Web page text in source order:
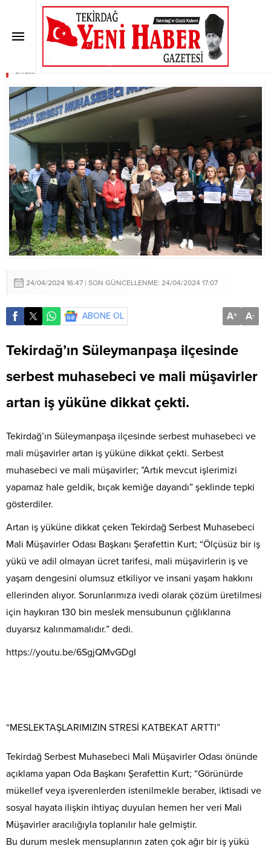
Serbest muhasebeci ve mali
müşavirler sorunlarını anlattı
Serbest muhasebeci ve mali müşavirler sorunlarını
anlattı
24/04/2024 16:47 | SON GÜNCELLENME: 24/04/2024 17:07
ABONE OL A+ A-
Tekirdağ’ın Süleymanpaşa ilçesinde
serbest muhasebeci ve mali müşavirler
artan iş yüküne dikkat çekti.
Tekirdağ’ın Süleymanpaşa ilçesinde serbest muhasebeci ve
mali müşavirler artan iş yüküne dikkat çekti. Serbest
muhasebeci ve mali müşavirler; ”Artık mevcut işlerimizi
yapamaz hale geldik, bıçak kemiğe dayandı” şeklinde tepki
gösterdiler.
Artan iş yüküne dikkat çeken Tekirdağ Serbest Muhasebeci
Mali Müşavirler Odası Başkanı Şerafettin Kurt; “Ölçüsüz bir iş
yükü ve adil olmayan ücret tarifesi, mali müşavirlerin iş ve
yaşam dengesini olumsuz etkiliyor ve insani yaşam hakkını
ellerinden alıyor. Sorunlarımıza ivedi olarak çözüm üretilmesi
için haykıran 130 bin meslek mensubunun çığlıklarına
duyarsız kalınmamalıdır.” dedi.
https://youtu.be/6SgjQMvGDgI
“MESLEKTAŞLARIMIZIN STRESİ KATBEKAT ARTTI”
Tekirdağ Serbest Muhasebeci Mali Müşavirler Odası önünde
açıklama yapan Oda Başkanı Şerafettin Kurt; “Görünürde
mükellef veya işverenlerden istenilmekle beraber, iktisadi ve
sosyal hayata ilişkin ihtiyaç duyulan hemen her veri Mali
Müşavirler aracılığıyla toplanılır hale gelmiştir.
Bu durum meslek mensuplarının zaten çok ağır bir iş yükü